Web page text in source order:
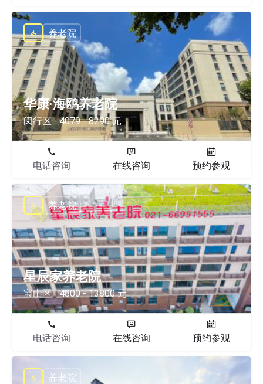
华康·海鸥养老院
闵行区 4079 - 8290 元
养老院
电话咨询 在线咨询 预约参观
星辰家养老院
宝山区 4800 - 13800 元
养老院
电话咨询 在线咨询 预约参观
养老院